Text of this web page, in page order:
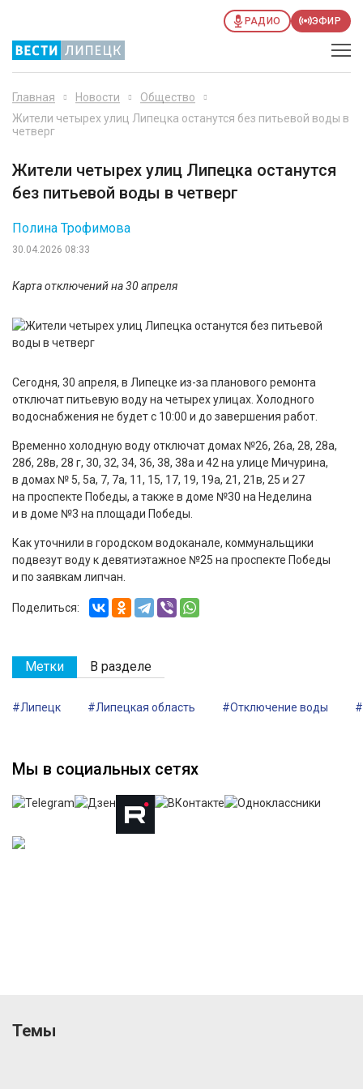
РАДИО ЭФИР
Главная Новости
Общество
Жители четырех улиц Липецка останутся без питьевой воды в
четверг
Жители четырех улиц Липецка останутся
без питьевой воды в четверг
30.04.2026 08:33
Полина Трофимова
Карта отключений на 30 апреля
Сегодня, 30 апреля, в Липецке из-за планового ремонта
отключат питьевую воду на четырех улицах. Холодного
водоснабжения не будет с 10:00 и до завершения работ.
Временно холодную воду отключат домах №26, 26а, 28, 28а,
28б, 28в, 28 г, 30, 32, 34, 36, 38, 38а и 42 на улице Мичурина,
в домах № 5, 5а, 7, 7а, 11, 15, 17, 19, 19а, 21, 21в, 25 и 27
на проспекте Победы, а также в доме №30 на Неделина
и в доме №3 на площади Победы.
Как уточнили в городском водоканале, коммунальщики
подвезут воду к девятиэтажное №25 на проспекте Победы
и по заявкам липчан.
Поделиться:
Метки В разделе
#Липецк #Липецкая область #Отключение воды
Мы в социальных сетях
Темы